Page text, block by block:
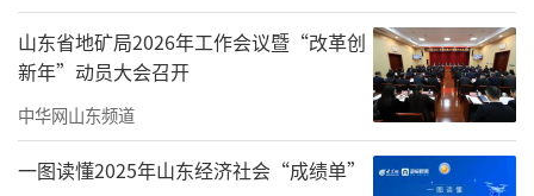
重要回信精神为总遵循、总定位、总航标，坚
定扛牢“走在前、挑大梁”使命担当，统筹推
进全面从严治党与高质量发展，地勘经济稳中
有进、进中提质，资源保障更加有力，综合服
务更加精准，科技引领更加凸显，特色品牌更
山东省地矿局2026年工作会议暨“改革创
新年”动员大会召开
中华网山东频道
一图读懂2025年山东经济社会“成绩单”